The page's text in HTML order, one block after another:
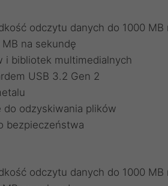
odczytu danych do 1000 MB
na sekundę
i bibliotek multimedialnych
USB 3.2 Gen 2
do odzyskiwania plików
bezpieczeństwa
odczytu danych do 1000 MB